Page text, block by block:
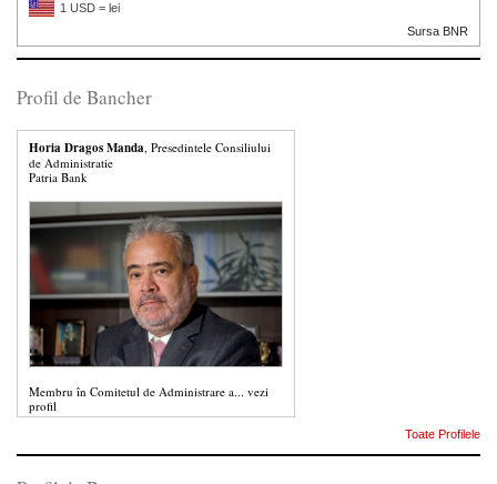
1 USD = lei
Sursa BNR
Profil de Bancher
Horia Dragos Manda, Presedintele Consiliului
de Administratie
Patria Bank
Membru în Comitetul de Administrare a... vezi
profil
Toate Profilele